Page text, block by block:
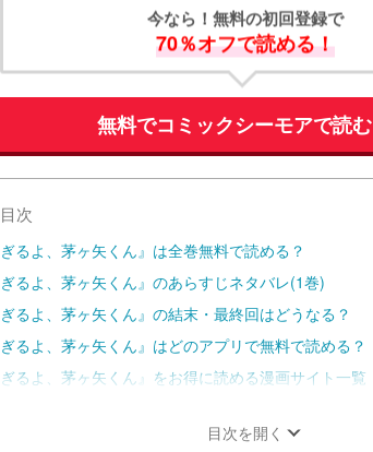
今なら！無料の初回登録で
70％オフで読める！
無料でコミックシーモアで読む
次
るよ、茅ヶ矢くん』は全巻無料で読める？
るよ、茅ヶ矢くん』のあらすじネタバレ(1巻)
るよ、茅ヶ矢くん』の結末・最終回はどうなる？
るよ、茅ヶ矢くん』はどのアプリで無料で読める？
るよ、茅ヶ矢くん』をお得に読める漫画サイト一覧
目次を開く